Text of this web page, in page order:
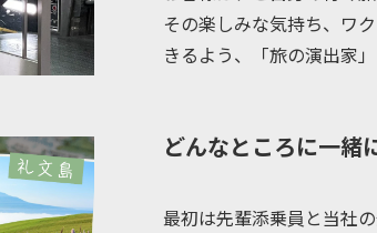
その楽しみな気持ち、ワ
きるよう、「旅の演出家
どんなところに一緒
最初は先輩添乗員と当社